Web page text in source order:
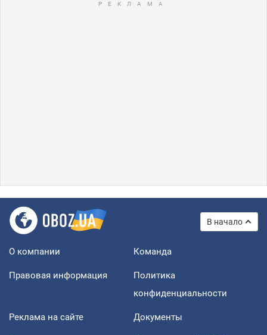
В начало
О компании Команда
Правовая информация
Политика
конфиденциальности
Реклама на сайте Документы